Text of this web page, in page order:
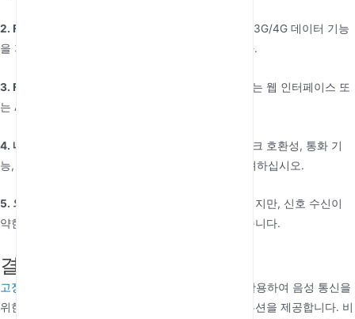
2. FCT가 인터넷 데이터를 지원하나요?
일부 모델은 3G/4G 데이터 기능
을 지원하지만, 표준 FCT는 주로 음성 통화용입니다.
3. FCT를 통해 SMS를 보낼 수 있나요?
예, 많은 FCT는 웹 인터페이스 또
는 AT 명령을 통해 SMS를 보내고 받을 수 있습니다.
4. 내 필요에 맞는 FCT를 어떻게 선택하나요?
네트워크 호환성, 통화 기
능, 백업 전원 옵션, 연결할 장치 수 등의 요소를 고려하십시오.
5. 외장 안테나가 필요한가요?
항상 필요한 것은 아니지만, 신호 수신이
약한 경우 외장 안테나가 연결성을 향상시킬 수 있습니다.
결론
고정형 셀룰러 터미널
(FCT)는 셀룰러 네트워크를 활용하여 음성 통신을
위한 비용 효율적이고 유연하며 신뢰할 수 있는 솔루션을 제공합니다. 비